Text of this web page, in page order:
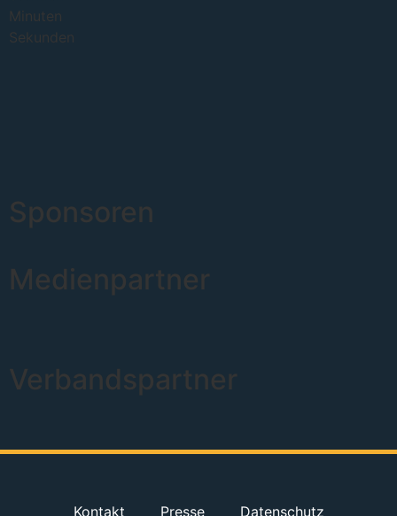
Minuten
Sekunden
Sponsoren
Medienpartner
Verbandspartner
Kontakt Presse Datenschutz